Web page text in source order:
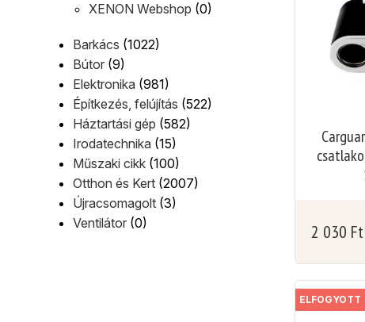
XENON Webshop (0)
Barkács (1022)
Bútor (9)
Elektronika (981)
Építkezés, felújítás (522)
Háztartási gép (582)
Irodatechnika (15)
Műszaki cikk (100)
Otthon és Kert (2007)
Újracsomagolt (3)
Ventilátor (0) 2 030 Ft
ELFOGYOTT